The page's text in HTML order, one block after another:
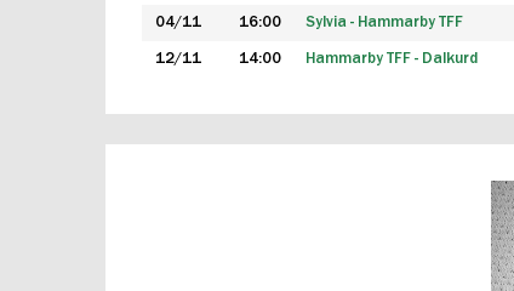
04/11 16:00 Sylvia - Hammarby TFF
12/11 14:00 Hammarby TFF - Dalkurd